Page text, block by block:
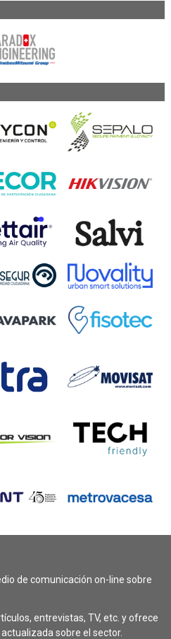
de comunicación on-line sobre
entrevistas, TV, etc. y ofrece
sobre el sector.